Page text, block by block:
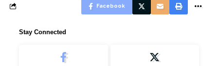
Facebook
Stay Connected